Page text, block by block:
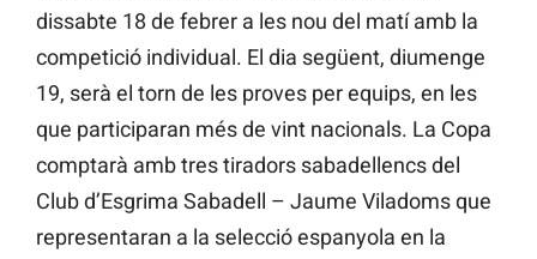
dissabte 18 de febrer a les nou del matí amb la
competició individual. El dia següent, diumenge
19, serà el torn de les proves per equips, en les
que participaran més de vint nacionals. La Copa
comptarà amb tres tiradors sabadellencs del
Club d’Esgrima Sabadell – Jaume Viladoms que
representaran a la selecció espanyola en la